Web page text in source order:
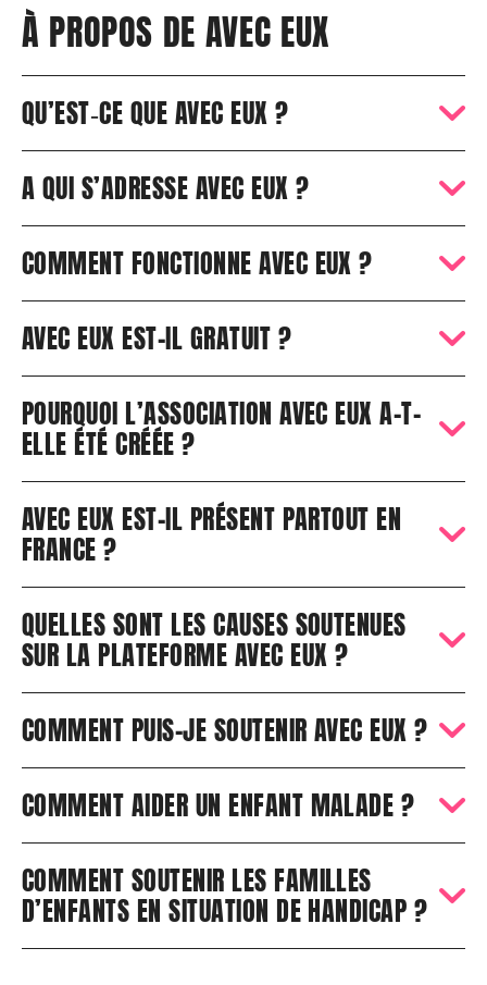
À PROPOS DE AVEC EUX
QU’EST‑CE QUE AVEC EUX ?
A QUI S’ADRESSE AVEC EUX ?
COMMENT FONCTIONNE AVEC EUX ?
AVEC EUX EST-IL GRATUIT ?
POURQUOI L’ASSOCIATION AVEC EUX A-T-
ELLE ÉTÉ CRÉÉE ?
AVEC EUX EST-IL PRÉSENT PARTOUT EN
FRANCE ?
QUELLES SONT LES CAUSES SOUTENUES
SUR LA PLATEFORME AVEC EUX ?
COMMENT PUIS-JE SOUTENIR AVEC EUX ?
COMMENT AIDER UN ENFANT MALADE ?
COMMENT SOUTENIR LES FAMILLES
D’ENFANTS EN SITUATION DE HANDICAP ?